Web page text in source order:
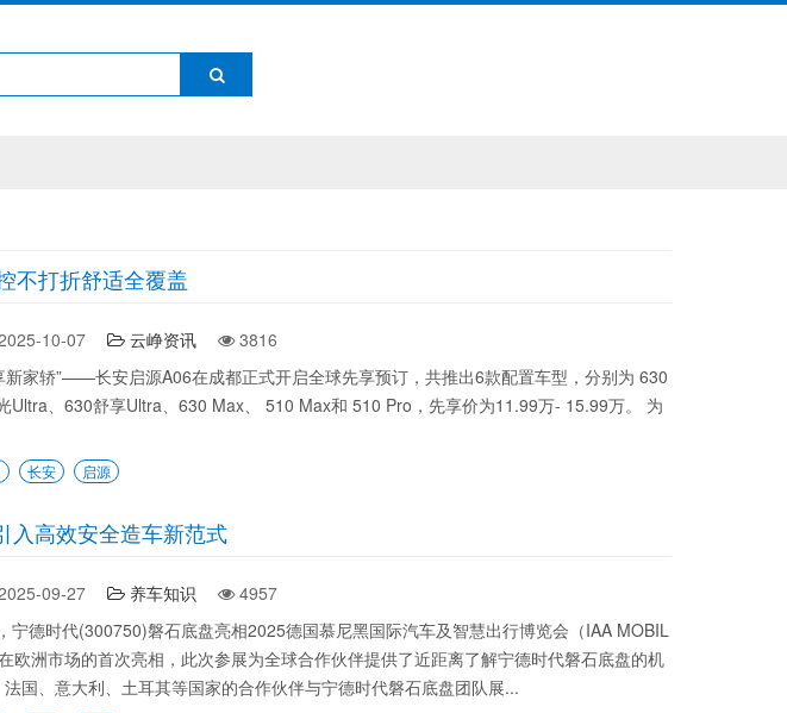
不打折舒适全覆盖
10-07 云峥资讯
3816
新家轿”——长安启源A06在成都正式开启全球先享预订，共推出6款配置车型，分别为 630
Ultra、630舒享Ultra、630 Max、 510 Max和 510 Pro，先享价为11.99万- 15.99万。 为
长安 启源
入高效安全造车新范式
09-27 养车知识
4957
德时代(300750)磐石底盘亮相2025德国慕尼黑国际汽车及智慧出行博览会（IAA MOBIL
欧洲市场的首次亮相，此次参展为全球合作伙伴提供了近距离了解宁德时代磐石底盘的机
国、意大利、土耳其等国家的合作伙伴与宁德时代磐石底盘团队展...